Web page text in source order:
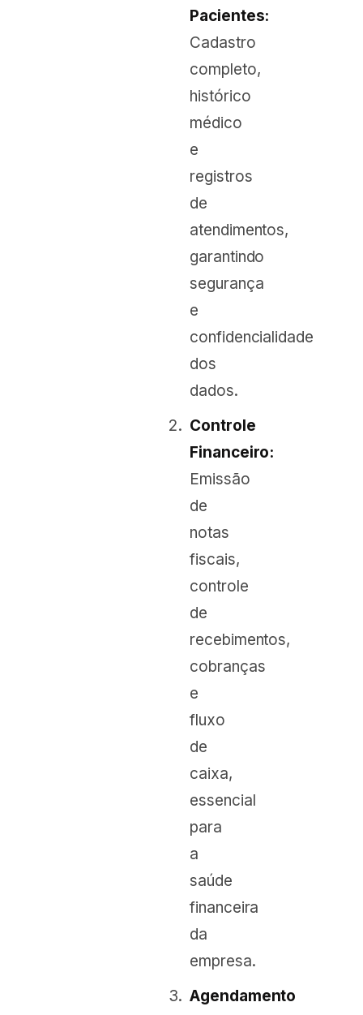
Pacientes:
Cadastro
completo,
histórico
médico
e
registros
de
atendimentos,
garantindo
segurança
e
confidencialidade
dos
dados.
Controle
Financeiro:
Emissão
de
notas
fiscais,
controle
de
recebimentos,
cobranças
e
fluxo
de
caixa,
essencial
para
a
saúde
financeira
da
empresa.
Agendamento